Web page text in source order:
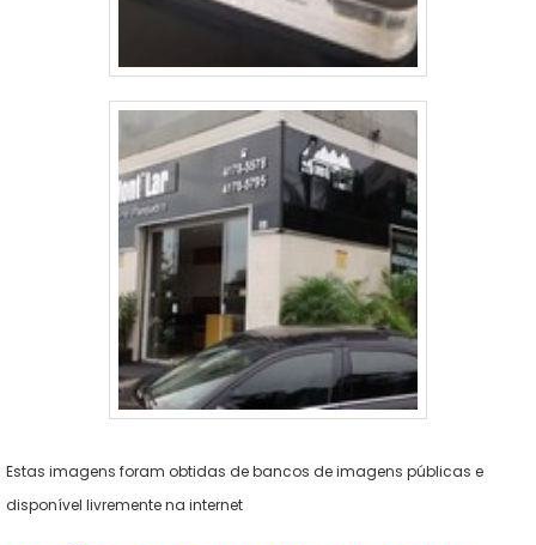
Estas imagens foram obtidas de bancos de imagens públicas e
disponível livremente na internet